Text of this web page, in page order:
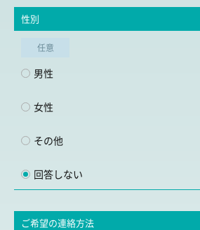
性別
任意
男性
女性
その他
回答しない
ご希望の連絡方法